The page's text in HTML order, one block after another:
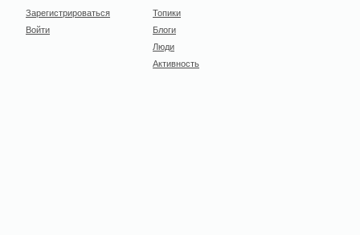
Зарегистрироваться
Войти
Топики
Блоги
Люди
Активность